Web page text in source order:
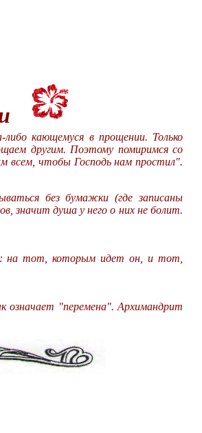
кающемуся в прощении. Только
другим. Поэтому помиримся со
всем, чтобы Господь нам простил".
без бумажки (где записаны
значит душа у него о них не болит.
на тот, которым идет он, и тот,
означает "перемена". Архимандрит